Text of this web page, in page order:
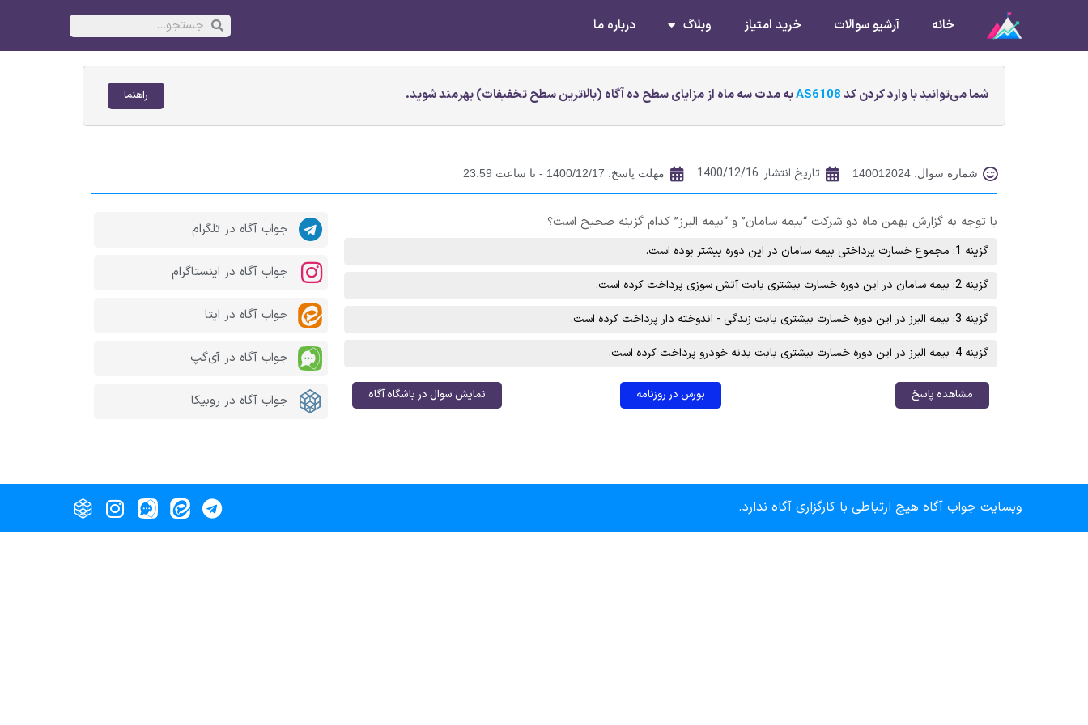
خانه آرشیو سوالات خرید امتیاز وبلاگ درباره ما
شما می‌توانید با وارد کردن کدAS6108به مدت سه ماه از مزایای سطح ده آگاه (بالاترین سطح تخفیفات) بهرمند شوید. راهنما
شماره سوال: 140012024 تاریخ انتشار: 1400/12/16 مهلت پاسخ: 1400/12/17 - تا ساعت 23:59
با توجه به گزارش بهمن ماه دو شرکت “بیمه سامان” و “بیمه البرز” کدام گزینه صحیح است؟
گزینه 1: مجموع خسارت پرداختی بیمه سامان در این دوره بیشتر بوده است.
گزینه 2: بیمه سامان در این دوره خسارت بیشتری بابت آتش سوزی پرداخت کرده است.
گزینه 3: بیمه البرز در این دوره خسارت بیشتری بابت زندگی - اندوخته دار پرداخت کرده است.
گزینه 4: بیمه البرز در این دوره خسارت بیشتری بابت بدنه خودرو پرداخت کرده است.
مشاهده پاسخ بورس در روزنامه نمایش سوال در باشگاه آگاه
جواب آگاه در تلگرام
جواب آگاه در اینستاگرام
جواب آگاه در ایتا
جواب آگاه در آی‌گپ
جواب آگاه در روبیکا
وبسایت جواب آگاه هیچ ارتباطی با کارگزاری آگاه ندارد.